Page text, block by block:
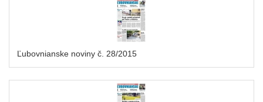
Ľubovnianske noviny č. 28/2015